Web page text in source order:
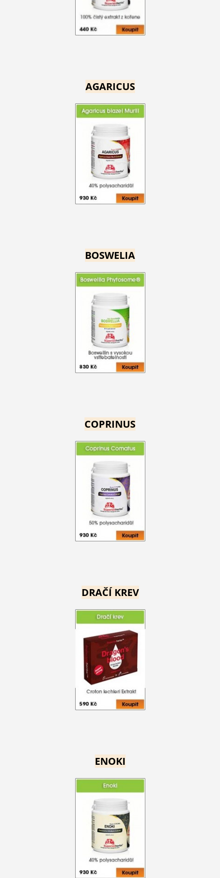
AGARICUS
BOSWELIA
COPRINUS
DRAČÍ KREV
ENOKI